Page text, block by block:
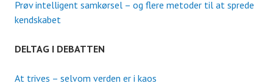
Prøv intelligent samkørsel – og flere metoder til at sprede
kendskabet
DELTAG I DEBATTEN
At trives – selvom verden er i kaos